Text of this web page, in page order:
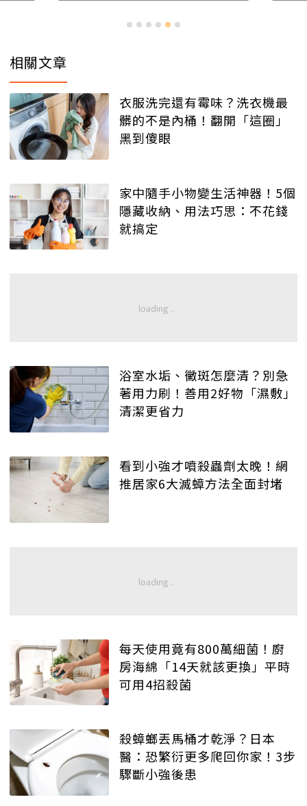
相關文章
衣服洗完還有霉味？洗衣機最
髒的不是內桶！翻開「這圈」
黑到傻眼
家中隨手小物變生活神器！5個
隱藏收納、用法巧思：不花錢
就搞定
浴室水垢、黴斑怎麼清？別急
著用力刷！善用2好物「濕敷」
清潔更省力
看到小強才噴殺蟲劑太晚！網
推居家6大滅蟑方法全面封堵
每天使用竟有800萬細菌！廚
房海綿「14天就該更換」平時
可用4招殺菌
殺蟑螂丟馬桶才乾淨？日本
醫：恐繁衍更多爬回你家！3步
驟斷小強後患